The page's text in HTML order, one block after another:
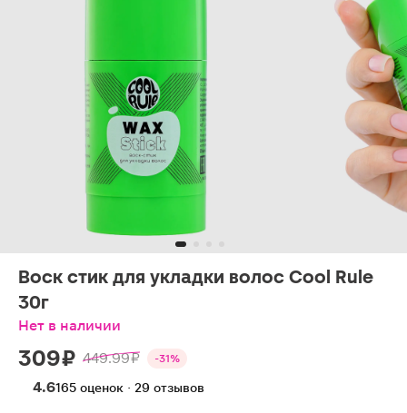
Воск стик для укладки волос Cool Rule
30г
Нет в наличии
309 ₽ 449.99 ₽ -31%
4.6165 оценок · 29 отзывов